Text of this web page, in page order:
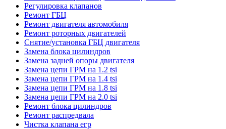
Регулировка клапанов
Ремонт ГБЦ
Ремонт двигателя автомобиля
Ремонт роторных двигателей
Снятие/установка ГБЦ двигателя
Замена блока цилиндров
Замена задней опоры двигателя
Замена цепи ГРМ на 1.2 tsi
Замена цепи ГРМ на 1.4 tsi
Замена цепи ГРМ на 1.8 tsi
Замена цепи ГРМ на 2.0 tsi
Ремонт блока цилиндров
Ремонт распредвала
Чистка клапана егр